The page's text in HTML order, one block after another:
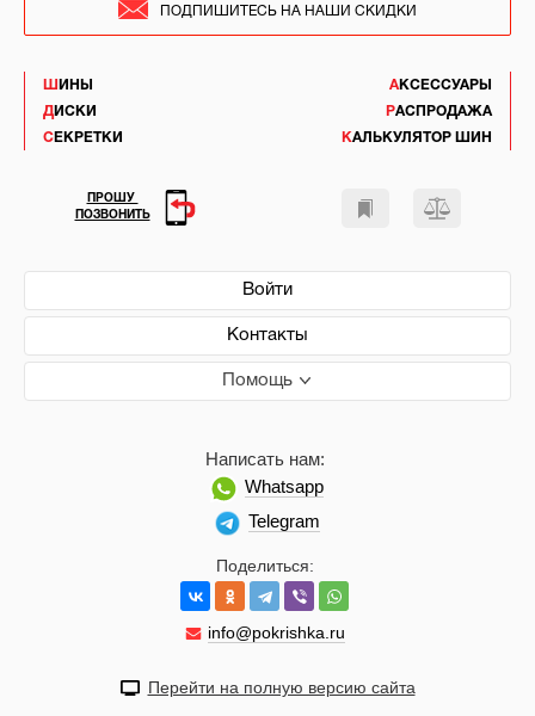
ШИНЫ
ДИСКИ
СЕКРЕТКИ
АКСЕССУАРЫ
РАСПРОДАЖА
КАЛЬКУЛЯТОР ШИН
Войти
Контакты
Помощь
Поделиться:
info@pokrishka.ru
Написать нам:
Whatsapp
Telegram
ПОДПИШИТЕСЬ НА НАШИ СКИДКИ
ПРОШУ
ПОЗВОНИТЬ
Перейти на полную версию сайта